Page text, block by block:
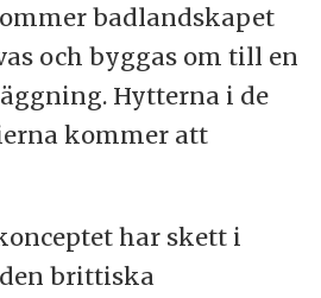
badlandskapet
och byggas om till en
Hytterna i de
kommer att
har skett i
brittiska